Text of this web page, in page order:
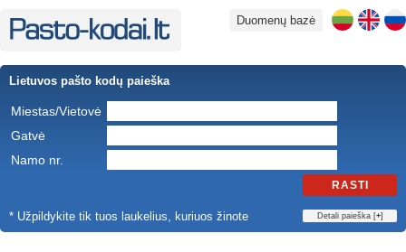
Duomenų bazė
Lietuvos pašto kodų paieška
Miestas/Vietovė
Gatvė
Namo nr.
RASTI
* Užpildykite tik tuos laukelius, kuriuos žinote Detali paieška [+]